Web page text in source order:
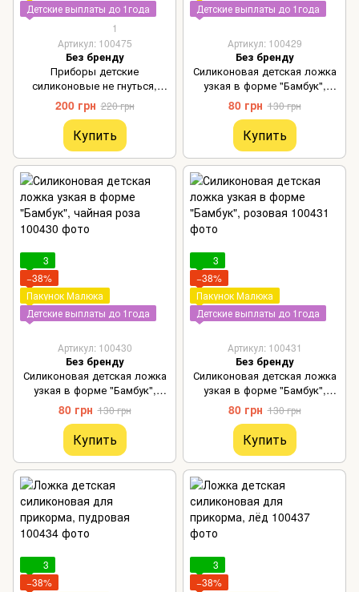
Детские выплаты до 1года
1
Артикул: 100475
Без бренду
Приборы детские
силиконовые не гнуться,
олива
200 грн 220 грн
Купить
Детские выплаты до 1года
Артикул: 100429
Без бренду
Силиконовая детская ложка
узкая в форме "Бамбук",
пудровая
80 грн 130 грн
Купить
3
−38%
Пакунок Малюка
Детские выплаты до 1года
Артикул: 100430
Без бренду
Силиконовая детская ложка
узкая в форме "Бамбук",
чайная роза
80 грн 130 грн
Купить
3
−38%
Пакунок Малюка
Детские выплаты до 1года
Артикул: 100431
Без бренду
Силиконовая детская ложка
узкая в форме "Бамбук",
розовая
80 грн 130 грн
Купить
3
−38%
3
−38%